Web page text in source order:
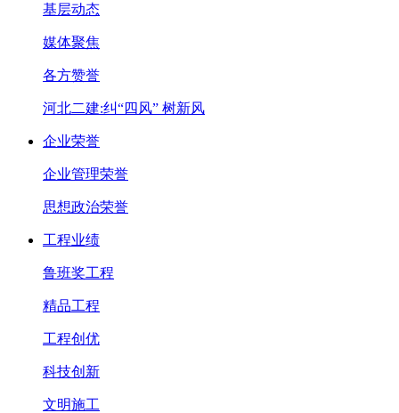
基层动态
媒体聚焦
各方赞誉
河北二建:纠“四风” 树新风
企业荣誉
企业管理荣誉
思想政治荣誉
工程业绩
鲁班奖工程
精品工程
工程创优
科技创新
文明施工